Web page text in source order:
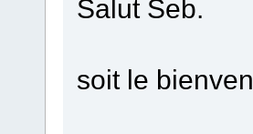
Salut Seb.
soit le